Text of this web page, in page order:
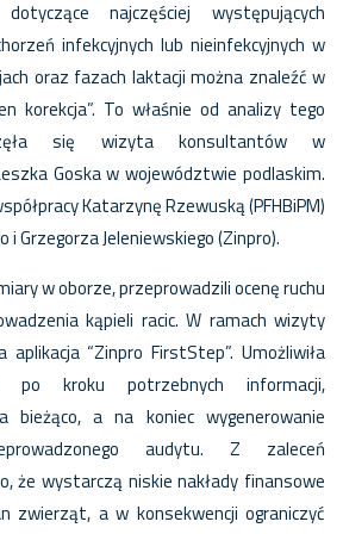
najczęściej występujących
infekcyjnych lub nieinfekcyjnych w
oraz fazach laktacji można znaleźć w
korekcja”. To właśnie od analizy tego
się wizyta konsultantów w
Goska w województwie podlaskim.
Katarzynę Rzewuską (PFHBiPM)
i Grzegorza Jeleniewskiego (Zinpro).
w oborze, przeprowadzili ocenę ruchu
kąpieli racic. W ramach wizyty
“Zinpro FirstStep”. Umożliwiła
kroku potrzebnych informacji,
bieżąco, a na koniec wygenerowanie
audytu. Z zaleceń
że wystarczą niskie nakłady finansowe
zwierząt, a w konsekwencji ograniczyć